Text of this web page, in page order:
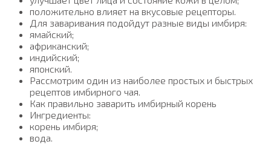
положительно влияет на вкусовые рецепторы.
Для заваривания подойдут разные виды имбиря:
ямайский;
африканский;
индийский;
японский.
Рассмотрим один из наиболее простых и быстрых
рецептов имбирного чая.
Как правильно заварить имбирный корень
Ингредиенты:
корень имбиря;
вода.